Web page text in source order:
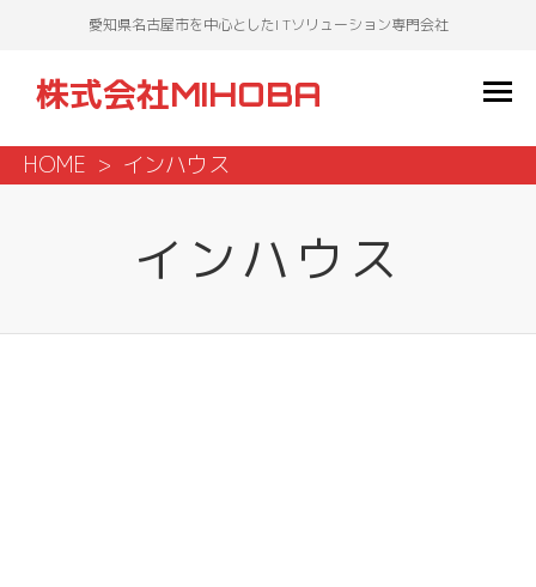
愛知県名古屋市を中心としたI Tソリューション専門会社
株式会社MIHOBA
HOME インハウス
インハウス